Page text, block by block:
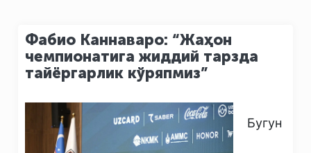
Фабио Каннаваро: “Жаҳон
чемпионатига жиддий тарзда
тайёргарлик кўряпмиз”
Бугун